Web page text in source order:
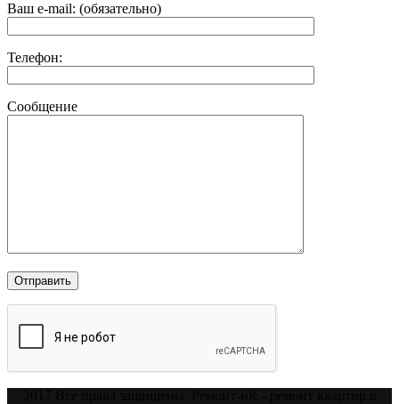
Ваш e-mail: (обязательно)
Телефон:
Сообщение